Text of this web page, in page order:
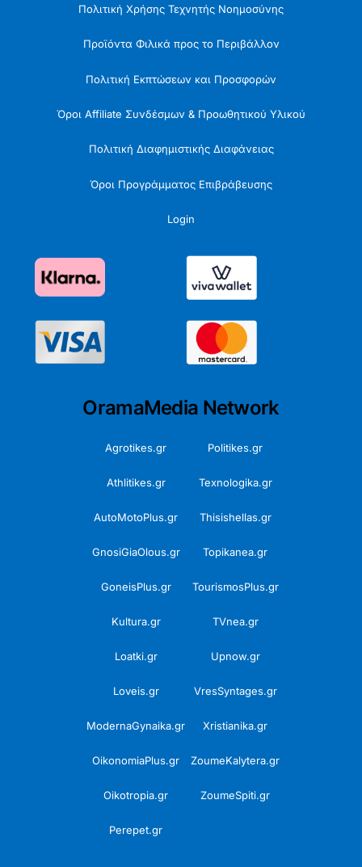
Πολιτική Χρήσης Τεχνητής Νοημοσύνης
Προϊόντα Φιλικά προς το Περιβάλλον
Πολιτική Εκπτώσεων και Προσφορών
Όροι Affiliate Συνδέσμων & Προωθητικού Υλικού
Πολιτική Διαφημιστικής Διαφάνειας
Όροι Προγράμματος Επιβράβευσης
Login
OramaMedia Network
Agrotikes.gr Politikes.gr
Athlitikes.gr Texnologika.gr
AutoMotoPlus.gr Thisishellas.gr
GnosiGiaOlous.gr Topikanea.gr
GoneisPlus.gr TourismosPlus.gr
Kultura.gr TVnea.gr
Loatki.gr Upnow.gr
Loveis.gr VresSyntages.gr
ModernaGynaika.gr Xristianika.gr
OikonomiaPlus.gr ZoumeKalytera.gr
Oikotropia.gr ZoumeSpiti.gr
Perepet.gr